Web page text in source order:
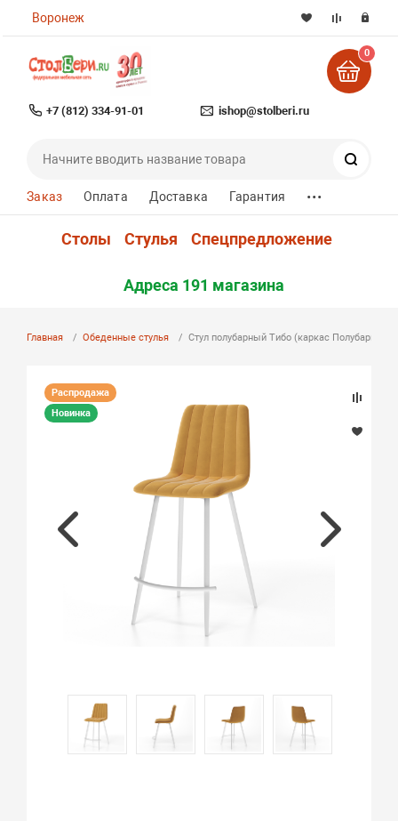
Воронеж
+7 (812) 334-91-01 ishop@stolberi.ru
0
Заказ Оплата Доставка Гарантия ...
Столы Стулья Спецпредложение
Адреса 191 магазина
Главная Обеденные стулья Стул полубарный Тибо (каркас Полубарный
Распродажа
Новинка